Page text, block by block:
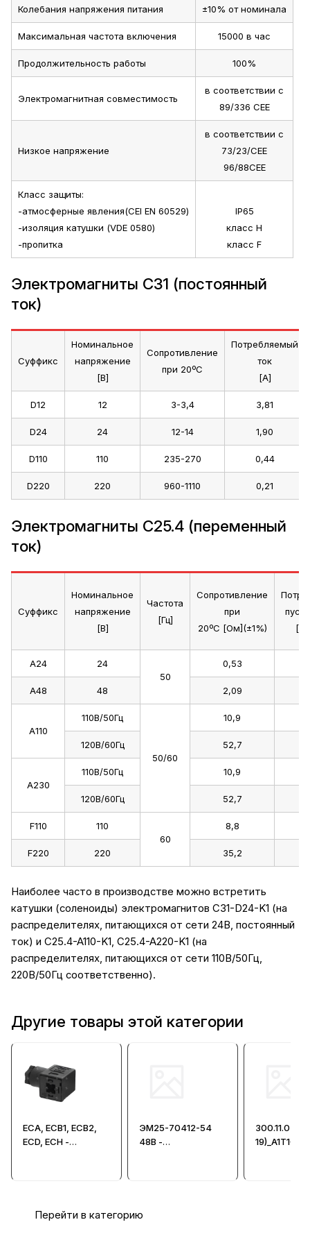
Колебания напряжения питания ±10% от номинала
Максимальная частота включения 15000 в час
Продолжительность работы 100%
Электромагнитная совместимость
в соответствии с
89/336 CEE
Низкое напряжение
в соответствии с
73/23/CEE
96/88CEE
Класс защиты:
-атмосферные явления(CEI EN 60529)
-изоляция катушки (VDE 0580)
-пропитка
IP65
класс H
класс F
Электромагниты C31 (постоянный
ток)
Суффикс
Номинальное
напряжение
[В]
Сопротивление
при 20ºС
Потребляемый
ток
[А]
D12 12 3-3,4 3,81
D24 24 12-14 1,90
D110 110 235-270 0,44
D220 220 960-1110 0,21
Электромагниты C25.4 (переменный
ток)
Суффикс
Номинальное
напряжение
[В]
Частота
[Гц]
Сопротивление
при
20ºС [Ом](±1%)
A24
24
50
0,53
A48 48 2,09
A110
110В/50Гц
50/60
10,9
120В/60Гц 52,7
A230
110В/50Гц 10,9
120В/60Гц 52,7
F110
110
60
8,8
F220 220 35,2
Наиболее часто в производстве можно встретить
катушки (соленоиды) электромагнитов C31-D24-K1 (на
распределителях, питающихся от сети 24В, постоянный
ток) и C25.4-A110-K1, C25.4-A220-K1 (на
распределителях, питающихся от сети 110В/50Гц,
220В/50Гц соответственно).
Другие товары этой категории
ECA, ECB1, ECB2,
ECD, ECH -
ЭМ25-70412-54
48В -
Перейти в категорию